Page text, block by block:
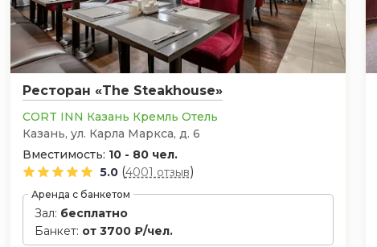
Ресторан «The Steakhouse»
CORT INN Казань Кремль Отель
Казань, ул. Карла Маркса, д. 6
Вместимость: 10 - 80 чел.
5.0 (4001 отзыв)
Аренда с банкетом
Зал: бесплатно
Банкет: от 3700 ₽/чел.